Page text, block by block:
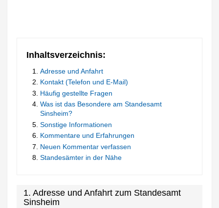
Inhaltsverzeichnis:
Adresse und Anfahrt
Kontakt (Telefon und E-Mail)
Häufig gestellte Fragen
Was ist das Besondere am Standesamt
Sinsheim?
Sonstige Informationen
Kommentare und Erfahrungen
Neuen Kommentar verfassen
Standesämter in der Nähe
1. Adresse und Anfahrt zum Standesamt
Sinsheim